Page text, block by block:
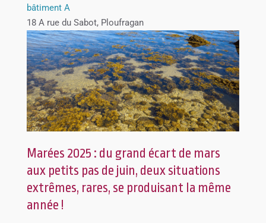
bâtiment A
18 A rue du Sabot, Ploufragan
Marées 2025 : du grand écart de mars
aux petits pas de juin, deux situations
extrêmes, rares, se produisant la même
année !